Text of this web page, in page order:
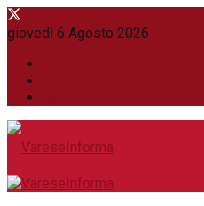
giovedì 6 Agosto 2026